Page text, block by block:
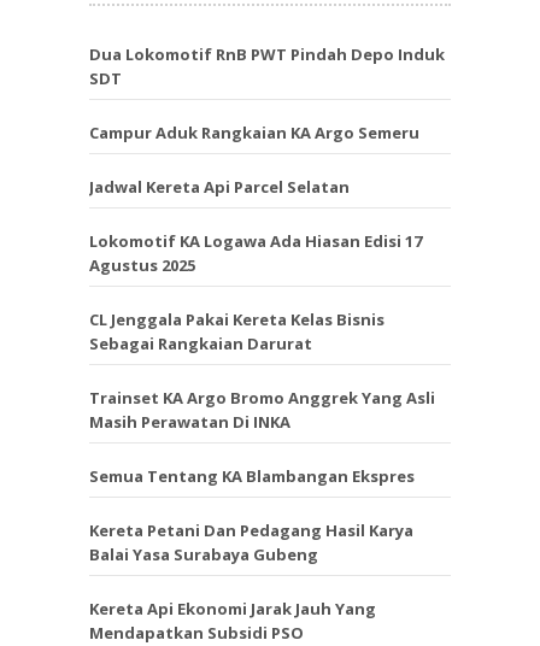
Dua Lokomotif RnB PWT Pindah Depo Induk
SDT
Campur Aduk Rangkaian KA Argo Semeru
Jadwal Kereta Api Parcel Selatan
Lokomotif KA Logawa Ada Hiasan Edisi 17
Agustus 2025
CL Jenggala Pakai Kereta Kelas Bisnis
Sebagai Rangkaian Darurat
Trainset KA Argo Bromo Anggrek Yang Asli
Masih Perawatan Di INKA
Semua Tentang KA Blambangan Ekspres
Kereta Petani Dan Pedagang Hasil Karya
Balai Yasa Surabaya Gubeng
Kereta Api Ekonomi Jarak Jauh Yang
Mendapatkan Subsidi PSO